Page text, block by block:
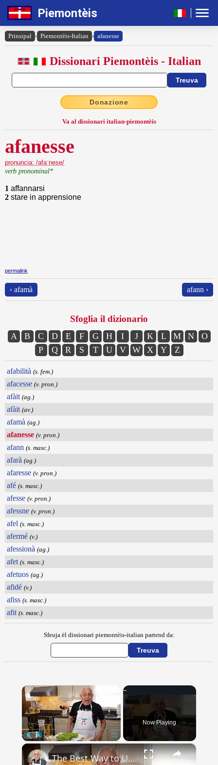
Piemontèis
Prinsipal › Piemontèis-Italian › afanesse
Dissionari Piemontèis - Italian
Donazione
Va al dissionari italian-piemontèis
afanesse
pronuncia: /afaˈnese/
verb pronominal*
1 affannarsi
2 stare in apprensione
permalink
‹ afamà afann ›
Sfoglia il dizionario
A B C D E F G H I J K L M N
O
P
Q R S T U V W X Y Z
afabilità (s. fem.)
afacesse (v. pron.)
afàit (ag.)
afàit (av.)
afamà (ag.)
afanesse (v. pron.)
afann (s. masc.)
afarà (ag.)
afaresse (v. pron.)
afé (s. masc.)
afesse (v. pron.)
afessne (v. pron.)
afel (s. masc.)
afermé (v.)
afessionà (ag.)
afet (s. masc.)
afetuos (ag.)
afidé (v.)
afiss (s. masc.)
afit (s. masc.)
Sfeuja ël dissionari piemontèis-italian partend da:
Unmute
Now Playing
×
The Best Way to Use Italian Frying Peppers